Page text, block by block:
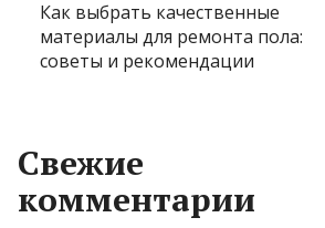
Как выбрать качественные
материалы для ремонта пола:
советы и рекомендации
Свежие
комментарии